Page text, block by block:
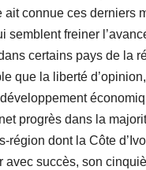
ait connue ces derniers
semblent freiner
certains pays de la
que la liberté
progrès dans la
région dont la Côte
avec succès, son